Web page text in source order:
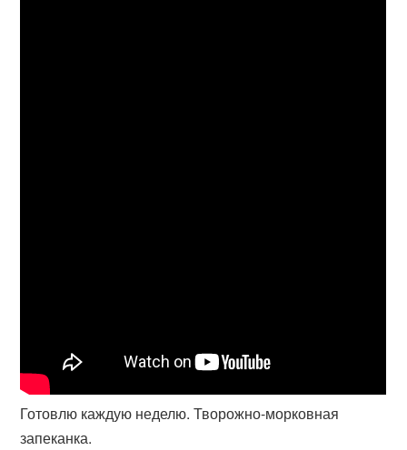
Готовлю каждую неделю. Творожно-морковная
запеканка.